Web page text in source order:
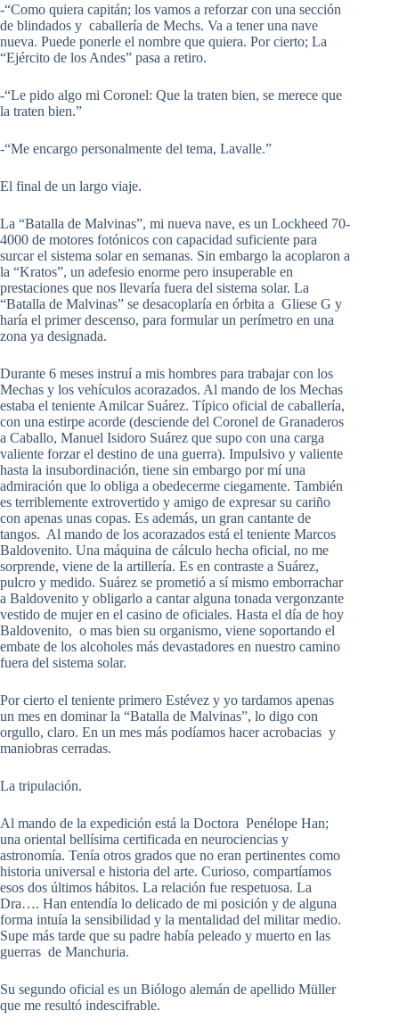
-“Como quiera capitán; los vamos a reforzar con una sección
de blindados y caballería de Mechs. Va a tener una nave
nueva. Puede ponerle el nombre que quiera. Por cierto; La
“Ejército de los Andes” pasa a retiro.
-“Le pido algo mi Coronel: Que la traten bien, se merece que
la traten bien.”
-“Me encargo personalmente del tema, Lavalle.”
El final de un largo viaje.
La “Batalla de Malvinas”, mi nueva nave, es un Lockheed 70-
4000 de motores fotónicos con capacidad suficiente para
surcar el sistema solar en semanas. Sin embargo la acoplaron a
la “Kratos”, un adefesio enorme pero insuperable en
prestaciones que nos llevaría fuera del sistema solar. La
“Batalla de Malvinas” se desacoplaría en órbita a Gliese G y
haría el primer descenso, para formular un perímetro en una
zona ya designada.
Durante 6 meses instruí a mis hombres para trabajar con los
Mechas y los vehículos acorazados. Al mando de los Mechas
estaba el teniente Amilcar Suárez. Típico oficial de caballería,
con una estirpe acorde (desciende del Coronel de Granaderos
a Caballo, Manuel Isidoro Suárez que supo con una carga
valiente forzar el destino de una guerra). Impulsivo y valiente
hasta la insubordinación, tiene sin embargo por mí una
admiración que lo obliga a obedecerme ciegamente. También
es terriblemente extrovertido y amigo de expresar su cariño
con apenas unas copas. Es además, un gran cantante de
tangos. Al mando de los acorazados está el teniente Marcos
Baldovenito. Una máquina de cálculo hecha oficial, no me
sorprende, viene de la artillería. Es en contraste a Suárez,
pulcro y medido. Suárez se prometió a sí mismo emborrachar
a Baldovenito y obligarlo a cantar alguna tonada vergonzante
vestido de mujer en el casino de oficiales. Hasta el día de hoy
Baldovenito, o mas bien su organismo, viene soportando el
embate de los alcoholes más devastadores en nuestro camino
fuera del sistema solar.
Por cierto el teniente primero Estévez y yo tardamos apenas
un mes en dominar la “Batalla de Malvinas”, lo digo con
orgullo, claro. En un mes más podíamos hacer acrobacias y
maniobras cerradas.
La tripulación.
Al mando de la expedición está la Doctora Penélope Han;
una oriental bellísima certificada en neurociencias y
astronomía. Tenía otros grados que no eran pertinentes como
historia universal e historia del arte. Curioso, compartíamos
esos dos últimos hábitos. La relación fue respetuosa. La
Dra…. Han entendía lo delicado de mi posición y de alguna
forma intuía la sensibilidad y la mentalidad del militar medio.
Supe más tarde que su padre había peleado y muerto en las
guerras de Manchuria.
Su segundo oficial es un Biólogo alemán de apellido Müller
que me resultó indescifrable.